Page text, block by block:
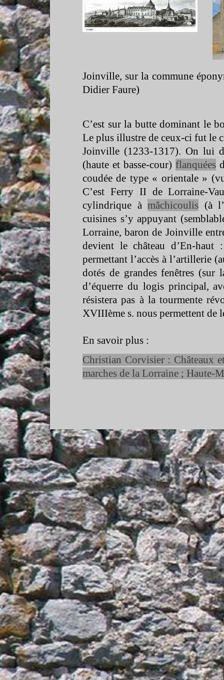
Joinville, sur la commune
Didier Faure)
C’est sur la butte dominant le
Le plus illustre de ceux-ci fut le
Joinville (1233-1317). On lui
(haute et basse-cour) flanquées
coudée de type « orientale »
C’est Ferry II de Lorraine-
cylindrique àmâchicoulis (à
cuisines s’y appuyant
Lorraine, baron de Joinville
devient le château d’En-haut
permettant l’accès à l’artillerie
dotés de grandes fenêtres
d’équerre du logis principal,
résistera pas à la tourmente
XVIIIème s. nous permettent
En savoir plus :
Christian Corvisier : Châteaux
marches de la Lorraine ; Haute-